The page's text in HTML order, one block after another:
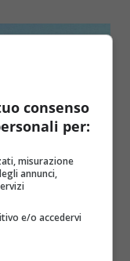
di
il suicidio
consenso
per:
misurazione
annunci,
e/o accedervi